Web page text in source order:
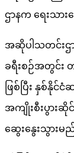
ဌာနက ရေးသား
အဆိုပါသတင်းဌ
ခရီးစဉ်အတွင်း
ဖြစ်ပြီး နှစ်နို
အကျိုးစီးပွားဆို
ဆွေးနွေးသွားမ